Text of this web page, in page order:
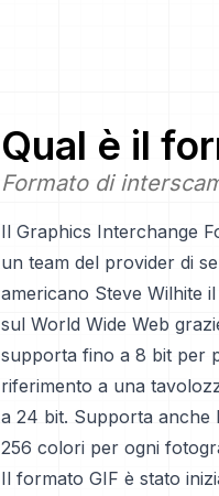
Qual è il
Formato di
Il Graphics Interchange
un team del provider di
americano Steve Wilhite
sul World Wide Web
supporta fino a 8 bit per
riferimento a una
a 24 bit. Supporta anche
256 colori per ogni
Il formato GIF è stato